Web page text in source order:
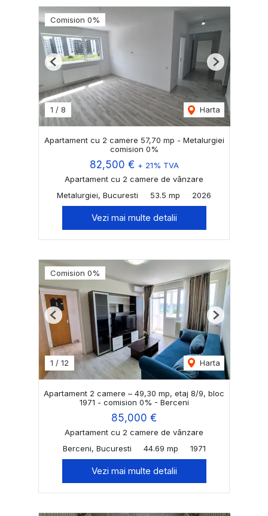
Comision 0%
1 / 8 Harta
Previous Next
Apartament cu 2 camere 57,70 mp - Metalurgiei
comision 0%
82,500 € + 21% TVA
Apartament cu 2 camere de vânzare
Metalurgiei, Bucuresti
53.5 mp 2026
Vezi mai multe detalii
Comision 0%
1 / 12 Harta
Previous Next
Apartament 2 camere – 49,30 mp, etaj 8/9, bloc
1971 - comision 0% - Berceni
85,000 €
Apartament cu 2 camere de vânzare
Berceni, Bucuresti
44.69 mp 1971
Vezi mai multe detalii